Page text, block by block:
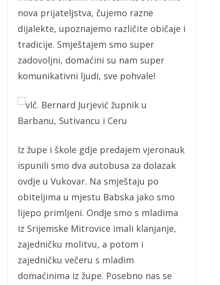
nova prijateljstva, čujemo razne
dijalekte, upoznajemo različite običaje i
tradicije. Smještajem smo super
zadovoljni, domaćini su nam super
komunikativni ljudi, sve pohvale!
vlč. Bernard Jurjević župnik u
Barbanu, Sutivancu i Ceru
Iz župe i škole gdje predajem vjeronauk
ispunili smo dva autobusa za dolazak
ovdje u Vukovar. Na smještaju po
obiteljima u mjestu Babska jako smo
lijepo primljeni. Ondje smo s mladima
iz Srijemske Mitrovice imali klanjanje,
zajedničku molitvu, a potom i
zajedničku večeru s mladim
domaćinima iz župe. Posebno nas se